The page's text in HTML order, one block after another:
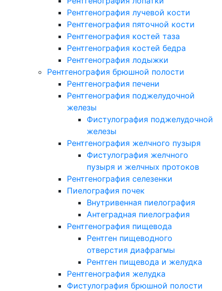
Рентгенография лучевой кости
Рентгенография пяточной кости
Рентгенография костей таза
Рентгенография костей бедра
Рентгенография лодыжки
Рентгенография брюшной полости
Рентгенография печени
Рентгенография поджелудочной
железы
Фистулография поджелудочной
железы
Рентгенография желчного пузыря
Фистулография желчного
пузыря и желчных протоков
Рентгенография селезенки
Пиелография почек
Внутривенная пиелография
Антеградная пиелография
Рентгенография пищевода
Рентген пищеводного
отверстия диафрагмы
Рентген пищевода и желудка
Рентгенография желудка
Фистулография брюшной полости